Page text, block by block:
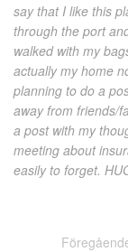
say that I like this
through the port
walked with my
actually my home
planning to do a
away from friends/
a post with my
meeting about
easily to forget.